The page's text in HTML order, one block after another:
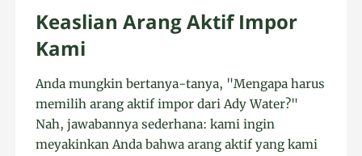
Keaslian Arang Aktif Impor
Kami
Anda mungkin bertanya-tanya, "Mengapa harus
memilih arang aktif impor dari Ady Water?"
Nah, jawabannya sederhana: kami ingin
meyakinkan Anda bahwa arang aktif yang kami